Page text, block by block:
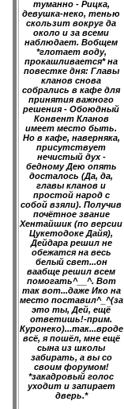
туманно - Рицка,
девушка-неко, тенью
скользит вокруг да
около и за всеми
наблюдает. Вобщем
*глотает воду,
прокашливается* на
повестке дня: Главы
кланов снова
собрались в кафе для
принятия важного
решения - Обоюдный
Конвент Кланов
имеет место быть.
Но в кафе, наверняка,
присутствует
нечистый дух -
бедному Дею опять
досталось (Да, да,
главы кланов и
простой народ с
собой взяли). Получив
почётное звание
Хентайшик (по версии
Цукетодоке Дайя),
Дейдара решил не
обежатся на весь
белый свет...он
ваабще решил всем
помогать^__^. Вот
так вот...даже Ико на
место поставил^_^(за
это ты, Дей, ещё
ответишь!-прим.
Куронеко)...так...вроде
всё, я пошёл, мне ещё
сына из школы
забирать, а вы со
своим форумом!
*закадровый голос
уходит и запирает
дверь.*